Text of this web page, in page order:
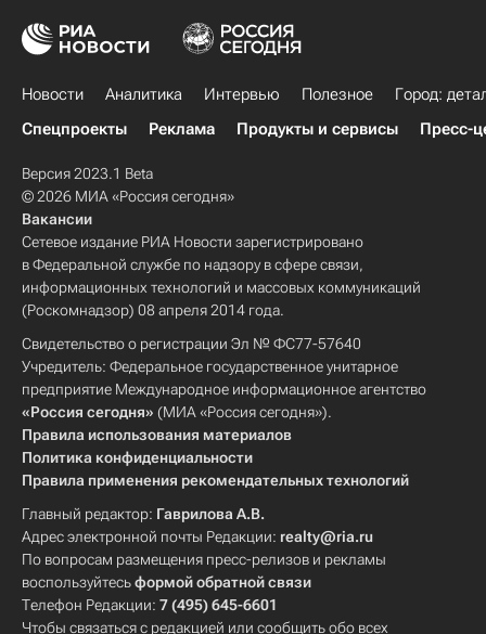
Новости Аналитика Интервью Полезное
Город:
Спецпроекты
Реклама Продукты и сервисы Пресс-
Версия 2023.1 Beta
© 2026 МИА «Россия сегодня»
Вакансии
Сетевое издание РИА Новости зарегистрировано
в Федеральной службе по надзору в сфере связи,
информационных технологий и массовых коммуникаций
(Роскомнадзор) 08 апреля 2014 года.
Свидетельство о регистрации Эл № ФС77-57640
Учредитель: Федеральное государственное унитарное
предприятие Международное информационное агентство
«Россия сегодня» (МИА «Россия сегодня»).
Правила использования материалов
Политика конфиденциальности
Правила применения рекомендательных технологий
Главный редактор: Гаврилова А.В.
Адрес электронной почты Редакции: realty@ria.ru
По вопросам размещения пресс-релизов и рекламы
воспользуйтесьформой обратной связи
Телефон Редакции: 7 (495) 645-6601
Чтобы связаться с редакцией или сообщить обо всех